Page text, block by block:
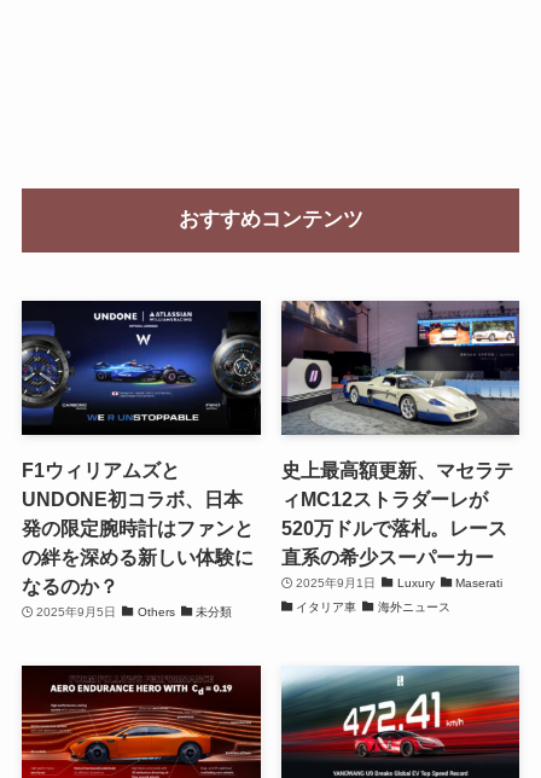
おすすめコンテンツ
F1ウィリアムズと
UNDONE初コラボ、日本
発の限定腕時計はファンと
の絆を深める新しい体験に
なるのか？
2025年9月5日 Others 未分類
史上最高額更新、マセラテ
ィMC12ストラダーレが
520万ドルで落札。レース
直系の希少スーパーカー
2025年9月1日 Luxury
Maserati
イタリア車
海外ニュース